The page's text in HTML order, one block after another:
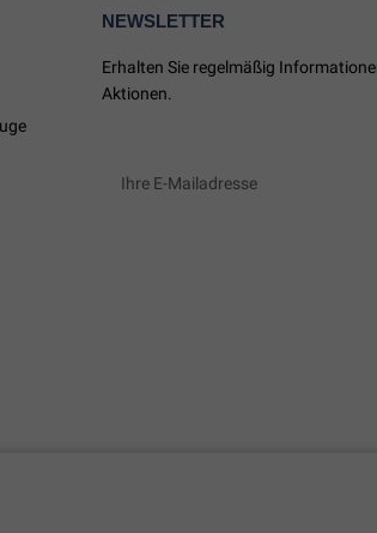
NEWSLETTER
Erhalten Sie regelmäßig
Aktionen.